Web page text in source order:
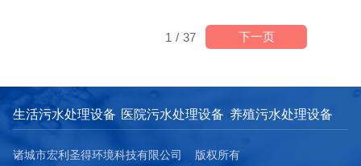
1 / 37 下一页
生活污水处理设备 医院污水处理设备 养殖污水处理设备
诸城市宏利圣得环境科技有限公司 版权所有